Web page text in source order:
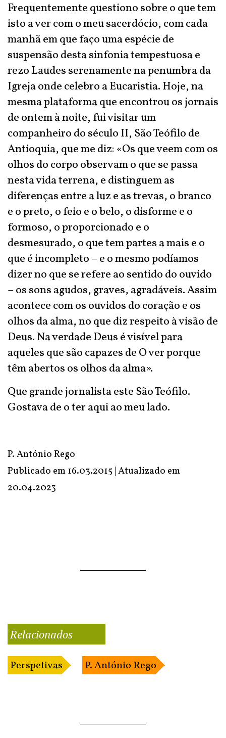
Frequentemente questiono sobre o que tem
isto a ver com o meu sacerdócio, com cada
manhã em que faço uma espécie de
suspensão desta sinfonia tempestuosa e
rezo Laudes serenamente na penumbra da
Igreja onde celebro a Eucaristia. Hoje, na
mesma plataforma que encontrou os jornais
de ontem à noite, fui visitar um
companheiro do século II, São Teófilo de
Antioquia, que me diz: «Os que veem com os
olhos do corpo observam o que se passa
nesta vida terrena, e distinguem as
diferenças entre a luz e as trevas, o branco
e o preto, o feio e o belo, o disforme e o
formoso, o proporcionado e o
desmesurado, o que tem partes a mais e o
que é incompleto – e o mesmo podíamos
dizer no que se refere ao sentido do ouvido
– os sons agudos, graves, agradáveis. Assim
acontece com os ouvidos do coração e os
olhos da alma, no que diz respeito à visão de
Deus. Na verdade Deus é visível para
aqueles que são capazes de O ver porque
têm abertos os olhos da alma».
Que grande jornalista este São Teófilo.
Gostava de o ter aqui ao meu lado.
P. António Rego
Publicado em 16.03.2015 | Atualizado em
20.04.2023
Relacionados
Perspetivas P. António Rego